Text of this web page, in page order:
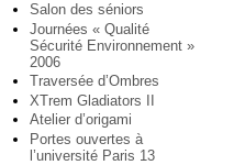
Salon des séniors
Journées « Qualité
Sécurité Environnement »
2006
Traversée d’Ombres
XTrem Gladiators II
Atelier d’origami
Portes ouvertes à
l’université Paris 13